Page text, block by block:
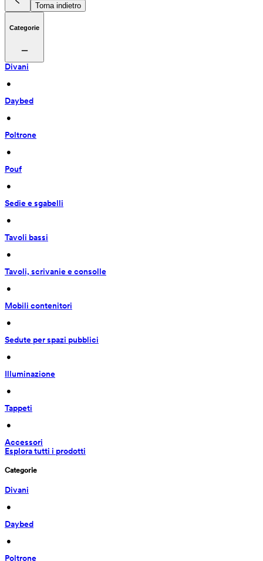
Torna indietro
Categorie
Divani
•
Daybed
•
Poltrone
•
Pouf
•
Sedie e sgabelli
•
Tavoli bassi
•
Tavoli, scrivanie e consolle
•
Mobili contenitori
•
Sedute per spazi pubblici
•
Illuminazione
•
Tappeti
•
Accessori
Esplora tutti i prodotti
Categorie
Divani
•
Daybed
•
Poltrone